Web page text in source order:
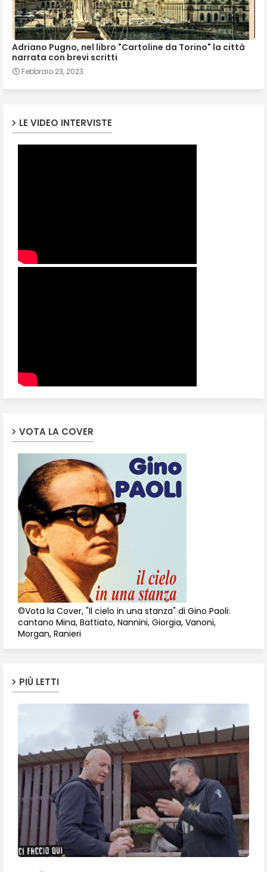
Adriano Pugno, nel libro "Cartoline da Torino" la città
narrata con brevi scritti
Febbraio 23, 2023
LE VIDEO INTERVISTE
VOTA LA COVER
©Vota la Cover, "Il cielo in una stanza" di Gino Paoli:
cantano Mina, Battiato, Nannini, Giorgia, Vanoni,
Morgan, Ranieri
PIÙ LETTI